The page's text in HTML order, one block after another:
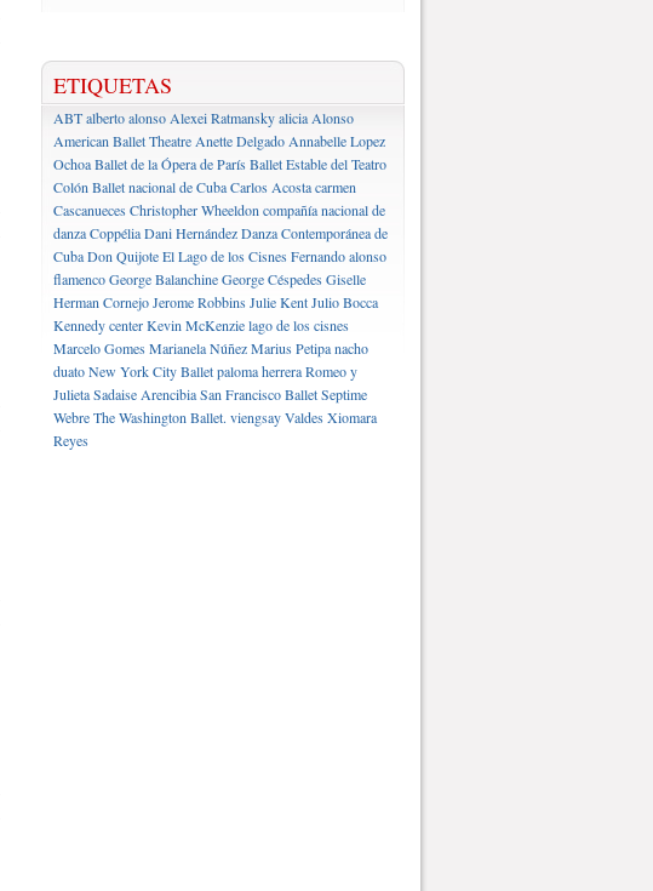
ETIQUETAS
ABTalberto alonso Alexei Ratmanskyalicia Alonso
American Ballet Theatre Anette Delgado Annabelle Lopez
OchoaBallet de la Ópera de ParísBallet Estable del Teatro
Colón Ballet nacional de CubaCarlos Acostacarmen
CascanuecesChristopher Wheeldon compañía nacional de
danzaCoppéliaDani HernándezDanza Contemporánea de
CubaDon QuijoteEl Lago de los CisnesFernando alonso
flamencoGeorge BalanchineGeorge CéspedesGiselle
Herman CornejoJerome RobbinsJulie KentJulio Bocca
Kennedy centerKevin McKenzielago de los cisnes
Marcelo GomesMarianela NúñezMarius Petipanacho
duatoNew York City Balletpaloma herreraRomeo y
JulietaSadaise ArencibiaSan Francisco BalletSeptime
WebreThe Washington Ballet. viengsay ValdesXiomara
Reyes